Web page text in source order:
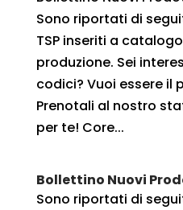
Sono riportati di
TSP inseriti a
produzione. Sei
codici? Vuoi essere il
Prenotali al nostro
per te! Core...
Bollettino Nuovi
Sono riportati di